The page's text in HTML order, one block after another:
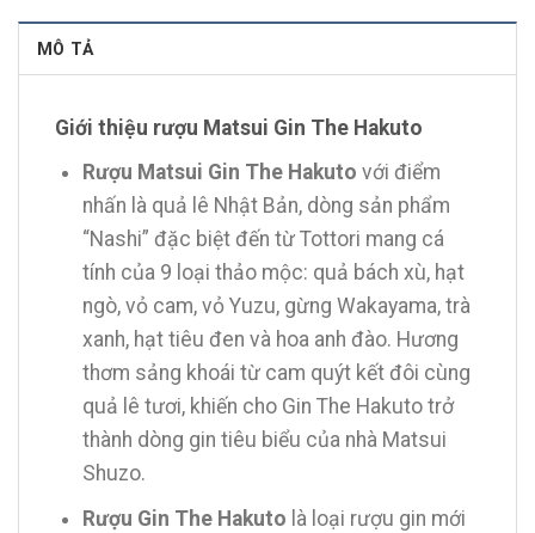
MÔ TẢ
Giới thiệu rượu Matsui Gin The Hakuto
Rượu Matsui Gin The Hakuto với điểm
nhấn là quả lê Nhật Bản, dòng sản phẩm
“Nashi” đặc biệt đến từ Tottori mang cá
tính của 9 loại thảo mộc: quả bách xù, hạt
ngò, vỏ cam, vỏ Yuzu, gừng Wakayama, trà
xanh, hạt tiêu đen và hoa anh đào. Hương
thơm sảng khoái từ cam quýt kết đôi cùng
quả lê tươi, khiến cho Gin The Hakuto trở
thành dòng gin tiêu biểu của nhà Matsui
Shuzo.
Rượu Gin The Hakuto là loại rượu gin mới